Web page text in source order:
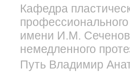
Кафедра
имени И.М.
немедленного
Путь Владимир